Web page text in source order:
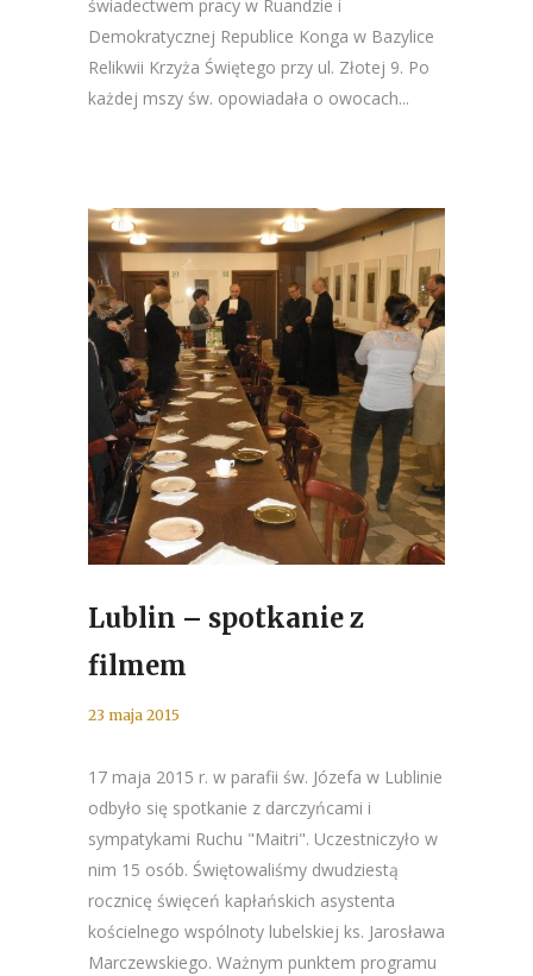
świadectwem pracy w Ruandzie i
Demokratycznej Republice Konga w Bazylice
Relikwii Krzyża Świętego przy ul. Złotej 9. Po
każdej mszy św. opowiadała o owocach...
Lublin – spotkanie z
filmem
23 maja 2015
17 maja 2015 r. w parafii św. Józefa w Lublinie
odbyło się spotkanie z darczyńcami i
sympatykami Ruchu "Maitri". Uczestniczyło w
nim 15 osób. Świętowaliśmy dwudziestą
rocznicę święceń kapłańskich asystenta
kościelnego wspólnoty lubelskiej ks. Jarosława
Marczewskiego. Ważnym punktem programu